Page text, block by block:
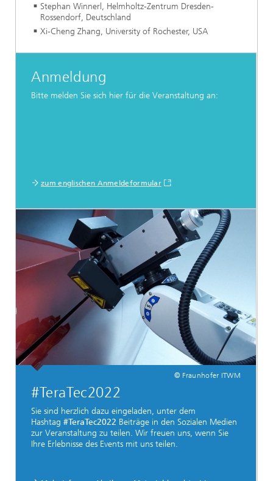
Stephan Winnerl, Helmholtz-Zentrum Dresden-
Rossendorf, Deutschland
Xi-Cheng Zhang, University of Rochester, USA
Anmeldung
Bitte melden Sie sich hier für die Veranstaltung an:
zum englischen Anmeldeformular
© Fraunhofer ITWM
#TeraTec2022
Sie sind herzlich dazu eingeladen, unter dem
Hashtag #TeraTec2022 Beiträge in den Sozialen Medien
zur Veranstaltung zu teilen. Wir freuen uns, wenn Sie
Ihre Erlebnisse des Events mit uns teilen.